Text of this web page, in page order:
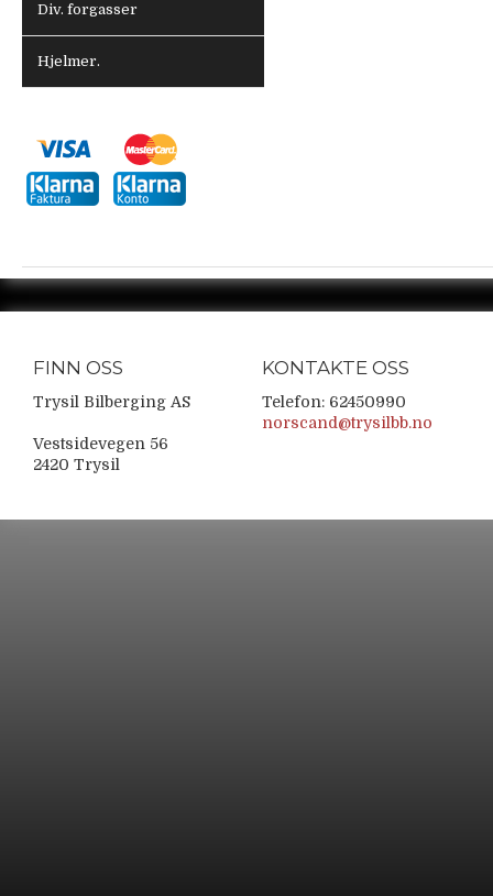
Div. forgasser
Hjelmer.
FINN OSS
Trysil Bilberging AS
Vestsidevegen 56
2420 Trysil
KONTAKTE OSS
Telefon: 62450990
norscand@trysilbb.no